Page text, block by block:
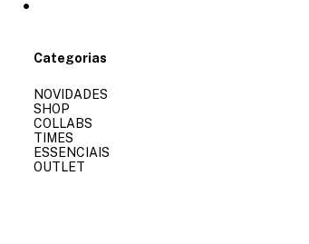
Categorias
NOVIDADES
SHOP
COLLABS
TIMES
ESSENCIAIS
OUTLET